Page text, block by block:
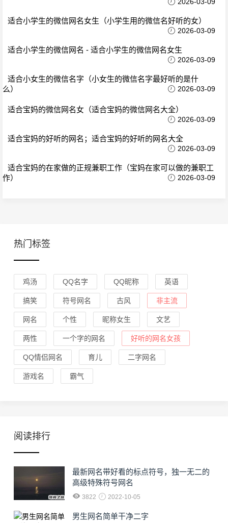
适合小学生的微信网名女生（小学生用的微信名好听的女）
2026-03-09
适合小学生的微信网名 - 适合小学生的微信网名女生
2026-03-09
适合小女生的微信名字（小女生的微信名字最好听的是什
么）
2026-03-09
适合宝妈的微信网名女（适合宝妈的微信网名大全）
2026-03-09
适合宝妈的好听的网名；适合宝妈的好听的网名大全
2026-03-09
适合宝妈的在家做的正规兼职工作（宝妈在家可以做的兼职工
作）
2026-03-09
热门标签
鸡汤 QQ名字 QQ昵称 英语
搞笑 符号网名 古风 非主流
网名 个性 昵称女生 文艺
两性 一个字的网名 好听的网名女孩
QQ情侣网名 育儿 二字网名
游戏名 霸气
阅读排行
最新网名带好看的标点符号，独一无二的
高级特殊符号网名
3822 2022-10-05
男生网名简单干净二字